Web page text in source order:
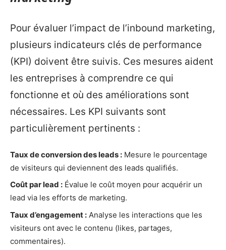
Pour évaluer l’impact de l’inbound marketing,
plusieurs indicateurs clés de performance
(KPI) doivent être suivis. Ces mesures aident
les entreprises à comprendre ce qui
fonctionne et où des améliorations sont
nécessaires. Les KPI suivants sont
particulièrement pertinents :
Taux de conversion des leads : Mesure le pourcentage
de visiteurs qui deviennent des leads qualifiés.
Coût par lead : Évalue le coût moyen pour acquérir un
lead via les efforts de marketing.
Taux d’engagement : Analyse les interactions que les
visiteurs ont avec le contenu (likes, partages,
commentaires).